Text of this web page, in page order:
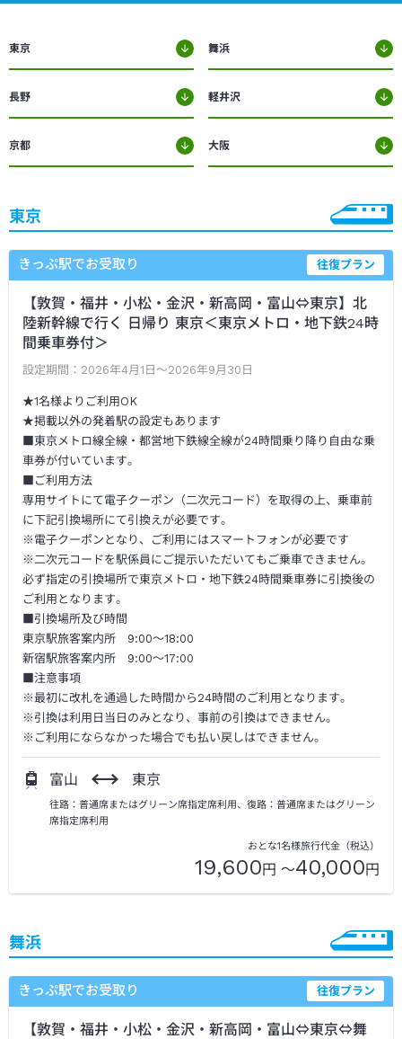
東京 舞浜
長野 軽井沢
京都 大阪
東京
きっぷ駅でお受取り 往復プラン
【敦賀・福井・小松・金沢・新高岡・富山⇔東京】北
陸新幹線で行く 日帰り 東京＜東京メトロ・地下鉄24時
間乗車券付＞
設定期間： 2026年4月1日～2026年9月30日
★1名様よりご利用OK
★掲載以外の発着駅の設定もあります
■東京メトロ線全線・都営地下鉄線全線が24時間乗り降り自由な乗
車券が付いています。
■ご利用方法
専用サイトにて電子クーポン（二次元コード）を取得の上、乗車前
に下記引換場所にて引換えが必要です。
※電子クーポンとなり、ご利用にはスマートフォンが必要です
※二次元コードを駅係員にご提示いただいてもご乗車できません。
必ず指定の引換場所で東京メトロ・地下鉄24時間乗車券に引換後の
ご利用となります。
■引換場所及び時間
東京駅旅客案内所 9:00～18:00
新宿駅旅客案内所 9:00～17:00
■注意事項
※最初に改札を通過した時間から24時間のご利用となります。
※引換は利用日当日のみとなり、事前の引換はできません。
※ご利用にならなかった場合でも払い戻しはできません。
富山 東京
往路：普通席またはグリーン席指定席利用、復路：普通席またはグリーン
席指定席利用
おとな1名様旅行代金（税込）
19,600円 ～40,000円
舞浜
きっぷ駅でお受取り 往復プラン
【敦賀・福井・小松・金沢・新高岡・富山⇔東京⇔舞